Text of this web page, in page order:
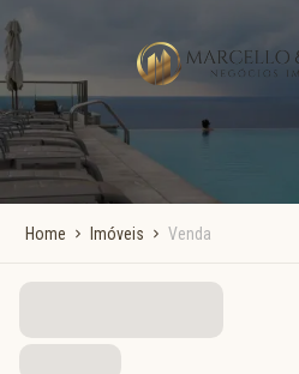
Home Imóveis Venda